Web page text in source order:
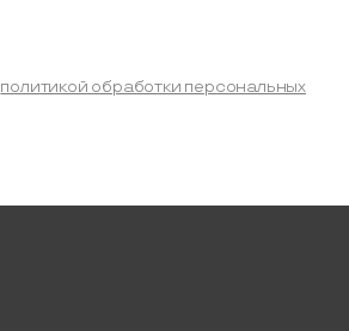
политикой обработки персональных